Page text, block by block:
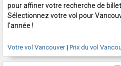
pour affiner votre recherche de
Sélectionnez votre vol pour
l'année !
Votre vol Vancouver| Prix du vol